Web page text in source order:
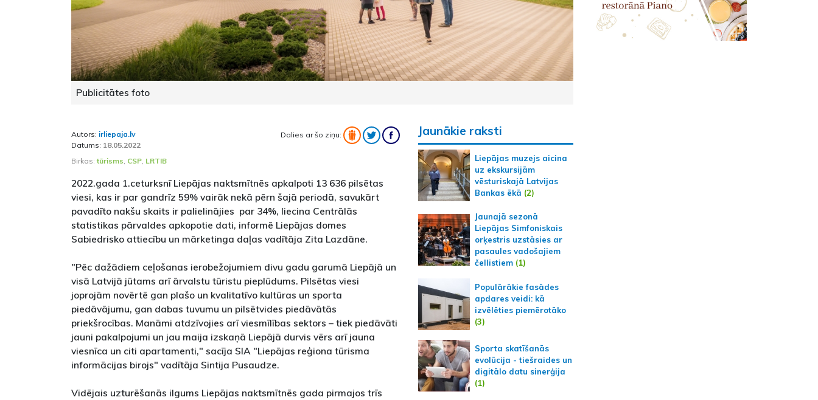
Publicitātes foto
Autors: irliepaja.lv
Datums: 18.05.2022
Dalies ar šo ziņu:
Birkas:tūrisms, CSP, LRTIB
2022.gada 1.ceturksnī Liepājas naktsmītnēs apkalpoti 13 636 pilsētas
viesi, kas ir par gandrīz 59% vairāk nekā pērn šajā periodā, savukārt
pavadīto nakšu skaits ir palielinājies par 34%, liecina Centrālās
statistikas pārvaldes apkopotie dati, informē Liepājas domes
Sabiedrisko attiecību un mārketinga daļas vadītāja Zita Lazdāne.
"Pēc dažādiem ceļošanas ierobežojumiem divu gadu garumā Liepājā un
visā Latvijā jūtams arī ārvalstu tūristu pieplūdums. Pilsētas viesi
joprojām novērtē gan plašo un kvalitatīvo kultūras un sporta
piedāvājumu, gan dabas tuvumu un pilsētvides piedāvātās
priekšrocības. Manāmi atdzīvojies arī viesmīlības sektors – tiek piedāvāti
jauni pakalpojumi un jau maija izskaņā Liepājā durvis vērs arī jauna
viesnīca un citi apartamenti," sacīja SIA "Liepājas reģiona tūrisma
informācijas birojs" vadītāja Sintija Pusaudze.
Vidējais uzturēšanās ilgums Liepājas naktsmītnēs gada pirmajos trīs
Jaunākie raksti
Liepājas muzejs aicina
uz ekskursijām
vēsturiskajā Latvijas
Bankas ēkā (2)
Jaunajā sezonā
Liepājas Simfoniskais
orķestris uzstāsies ar
pasaules vadošajiem
čellistiem(1)
Populārākie fasādes
apdares veidi: kā
izvēlēties piemērotāko
(3)
Sporta skatīšanās
evolūcija - tiešraides un
digitālo datu sinerģija
(1)